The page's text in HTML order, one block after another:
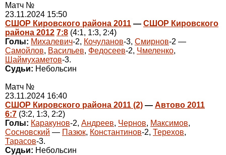
Матч №
23.11.2024 15:50
СШОР Кировского района 2011 — СШОР Кировского
района 2012 7:8 (4:1, 1:3, 2:4)
Голы: Михалевич-2, Кочуланов-3, Смирнов-2 —
Самойлов, Васильев, Федосеев-2, Чмеленко,
Шаймухаметов-3.
Судьи: Небольсин
Матч №
23.11.2024 16:40
СШОР Кировского района 2011 (2) — Автово 2011
6:7 (3:2, 1:3, 2:2)
Голы: Каракунов-2, Андреев, Чернов, Максимов,
Сосновский — Пазюк, Константинов-2, Терехов,
Тарасов-3.
Судьи: Небольсин